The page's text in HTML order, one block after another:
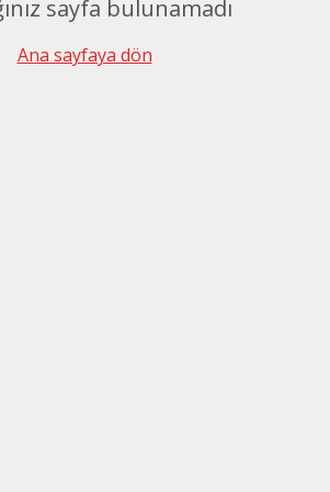
sayfa bulunamadı
Ana sayfaya dön